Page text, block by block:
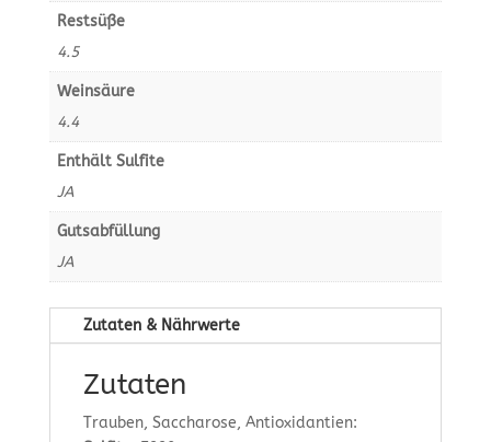
Restsüße
4.5
Weinsäure
4.4
Enthält Sulfite
JA
Gutsabfüllung
JA
Zutaten & Nährwerte
Zutaten
Trauben, Saccharose, Antioxidantien: